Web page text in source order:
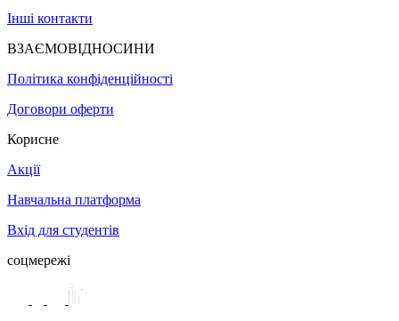
Інші контакти
ВЗАЄМОВІДНОСИНИ
Політика конфіденційності
Договори оферти
Корисне
Акції
Навчальна платформа
Вхід для студентів
соцмережі